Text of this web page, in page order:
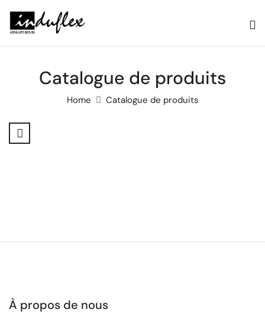
Catalogue de produits
Home Catalogue de produits
À propos de nous